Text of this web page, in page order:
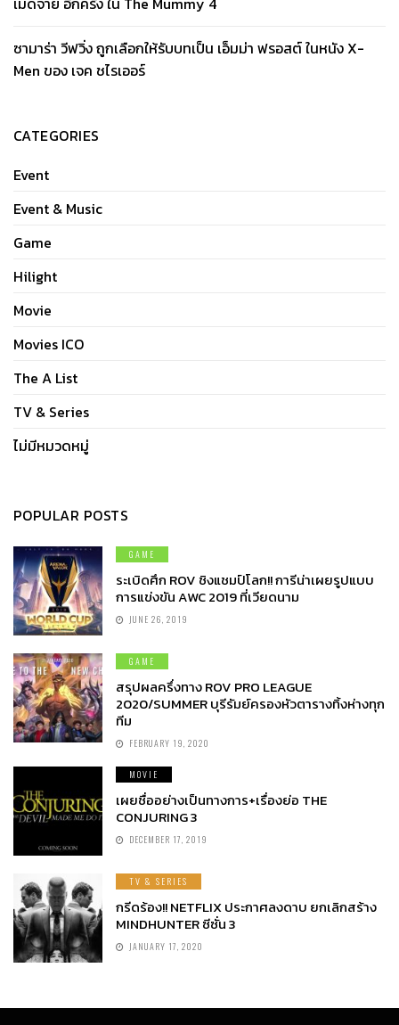
ซามาร่า วีฟวิ่ง ถูกเลือกให้รับบทเป็น เอ็มม่า ฟรอสต์ ในหนัง X-
Men ของ เจค ชไรเออร์
CATEGORIES
Event
Event & Music
Game
Hilight
Movie
Movies ICO
The A List
TV & Series
ไม่มีหมวดหมู่
POPULAR POSTS
GAME
ระเบิดศึก ROV ชิงแชมป์โลก!! การีน่าเผยรูปแบบ
การแข่งขัน AWC 2019 ที่เวียดนาม
JUNE 26, 2019
GAME
สรุปผลครึ่งทาง ROV PRO LEAGUE
2020/SUMMER บุรีรัมย์ครองหัวตารางทิ้งห่างทุก
ทีม
FEBRUARY 19, 2020
MOVIE
เผยชื่ออย่างเป็นทางการ+เรื่องย่อ THE
CONJURING 3
DECEMBER 17, 2019
TV & SERIES
กรีดร้อง!! NETFLIX ประกาศลงดาบ ยกเลิกสร้าง
MINDHUNTER ซีซั่น 3
JANUARY 17, 2020